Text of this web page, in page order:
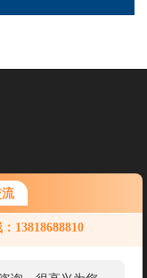
13818688810
号1栋